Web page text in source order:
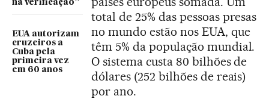
na verificação”
EUA autorizam
cruzeiros a
Cuba pela
primeira vez
em 60 anos
total de 25% das pessoas presas
no mundo estão nos EUA, que
têm 5% da população mundial.
O sistema custa 80 bilhões de
dólares (252 bilhões de reais)
por ano.